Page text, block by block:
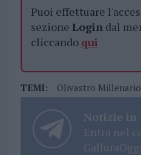
Puoi effettuare
sezione Logindal
cliccando qui
TEMI: Olivastro
Notizie in
Entra nel